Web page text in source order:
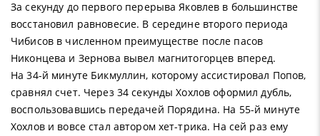
За секунду до первого перерыва Яковлев в большинстве
восстановил равновесие. В середине второго периода
Чибисов в численном преимуществе после пасов
Никонцева и Зернова вывел магнитогорцев вперед.
На 34-й минуте Бикмуллин, которому ассистировал Попов,
сравнял счет. Через 34 секунды Хохлов оформил дубль,
воспользовавшись передачей Порядина. На 55-й минуте
Хохлов и вовсе стал автором хет-трика. На сей раз ему